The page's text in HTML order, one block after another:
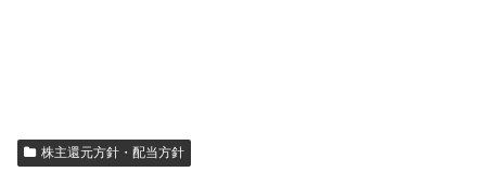
株主還元方針・配当方針